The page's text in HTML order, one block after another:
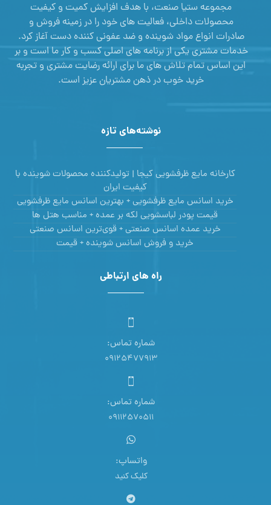
مجموعه ستیا صنعت، با هدف افزایش کمیت و کیفیت
محصولات داخلی، فعالیت های خود را در زمینه فروش و
صادرات انواع مواد شوینده و ضد عفونی کننده دست آغاز کرد.
خدمات مشتری یکی از برنامه های اصلی کسب و کار ما است و بر
این اساس تمام تلاش های ما برای ارائه رضایت مشتری و تجربه
خرید خوب در ذهن مشتریان عزیز است.
نوشته‌های تازه
کارخانه مایع ظرفشویی کیجا | تولیدکننده محصولات شوینده با
کیفیت ایران
خرید اسانس مایع ظرفشویی + بهترین اسانس مایع ظرفشویی
قیمت پودر لباسشویی لکه بر عمده + مناسب هتل ها
خرید عمده اسانس صنعتی + قوی‌ترین اسانس‌ صنعتی
خرید و فروش اسانس شوینده + قیمت
راه های ارتباطی
شماره تماس:
09125477913
شماره تماس:
09112570511
واتساپ:
کلیک کنید